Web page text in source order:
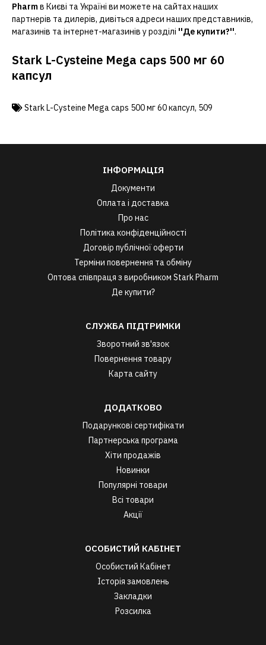
Pharmв Києві та Україні ви можете на сайтах наших
партнерів та дилерів, дивіться адреси наших представників,
магазинів та інтернет-магазинів у розділі ''Де купити?''.
Stark L-Cysteine Mega caps 500 мг 60
капсул
Stark L-Cysteine Mega caps 500 мг 60 капсул, 509
ІНФОРМАЦІЯ
Документи
Оплата і доставка
Про нас
Політика конфіденційності
Договір публічної оферти
Терміни повернення та обміну
Оптова співпраця з виробником Stark Pharm
Де купити?
СЛУЖБА ПІДТРИМКИ
Зворотний зв'язок
Повернення товару
Карта сайту
ДОДАТКОВО
Подарункові сертифікати
Партнерська програма
Хіти продажів
Новинки
Популярні товари
Всі товари
Акції
ОСОБИСТИЙ КАБІНЕТ
Особистий Кабінет
Історія замовлень
Закладки
Розсилка